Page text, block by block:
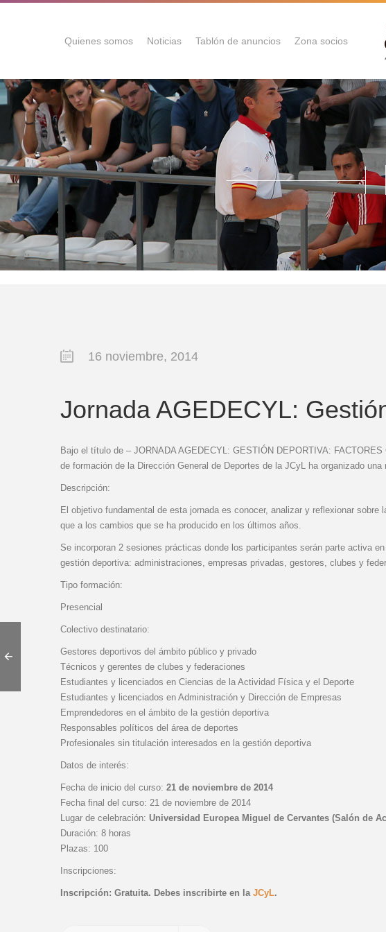
Quienes somos Noticias Tablón de anuncios Zona socios
16 noviembre, 2014
Jornada AGEDECYL:
Bajo el título de – JORNADA AGEDECYL: GESTIÓN DEPORTIVA:
de formación de la Dirección General de Deportes de la JCyL ha organizado
Descripción:
El objetivo fundamental de esta jornada es conocer, analizar y reflexionar
que a los cambios que se ha producido en los últimos años.
Se incorporan 2 sesiones prácticas donde los participantes serán parte activa
gestión deportiva: administraciones, empresas privadas, gestores, clubes y
Tipo formación:
Presencial
Colectivo destinatario:
Gestores deportivos del ámbito público y privado
Técnicos y gerentes de clubes y federaciones
Estudiantes y licenciados en Ciencias de la Actividad Física y el Deporte
Estudiantes y licenciados en Administración y Dirección de Empresas
Emprendedores en el ámbito de la gestión deportiva
Responsables políticos del área de deportes
Profesionales sin titulación interesados en la gestión deportiva
Datos de interés:
Fecha de inicio del curso: 21 de noviembre de 2014
Fecha final del curso: 21 de noviembre de 2014
Lugar de celebración: Universidad Europea Miguel de Cervantes (Salón de
Duración: 8 horas
Plazas: 100
Inscripciones:
Inscripción: Gratuita. Debes inscribirte en la JCyL.